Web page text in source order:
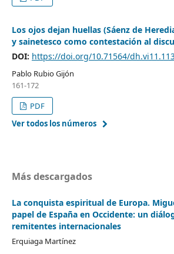
Los ojos dejan huellas (Sáenz de
y sainetesco como contestación al
DOI: https://doi.org/10.71564/
Pablo Rubio Gijón
161-172
PDF
Ver todos los números
Más descargados
La conquista espiritual de Europa.
papel de España en Occidente: un
remitentes internacionales
Erquiaga Martínez